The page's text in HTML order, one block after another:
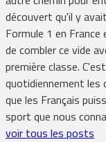
découvert qu'il y
Formule 1 en France
de combler ce vide
première classe.
quotidiennement les
que les Français
sport que nous
voir tous les posts